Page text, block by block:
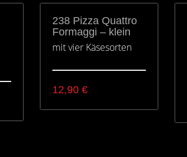
238 Pizza Quattro
Formaggi – klein
mit vier Käsesorten
12,90 €